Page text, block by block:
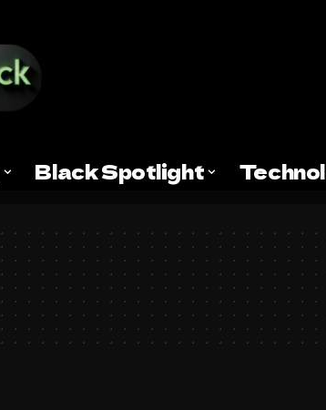
Black Spotlight